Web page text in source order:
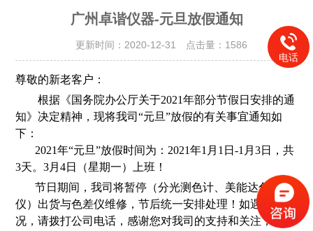
广州卓谐仪器-元旦放假通知
更新时间：2020-12-31 点击量： 1586
尊敬的新老客户：
根据《国务院办公厅关于2021年部分节假日安排的通
知》决定精神，现将我司“元旦”放假的有关事宜通知如
下：
2021年“元旦”放假时间为：2021年1月1日-1月3日，共
3天。3月4日（星期一）上班！
节日期间，我司将暂停（分光测色计、美能达色差
仪）出货与色差仪维修，节后统一安排处理！如遇紧急情
况，请拨打公司电话，感谢您对我司的支持和关注，祝各
电话